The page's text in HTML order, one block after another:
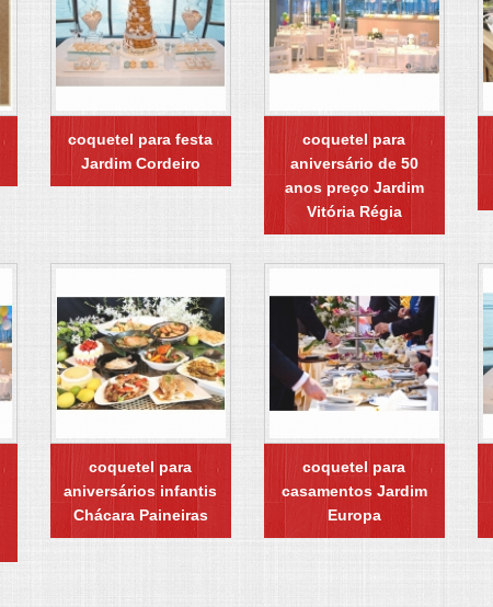
coquetel para festa
Jardim Cordeiro
coquetel para
aniversário de 50
anos preço Jardim
Vitória Régia
coquetel para
aniversários infantis
Chácara Paineiras
coquetel para
casamentos Jardim
Europa